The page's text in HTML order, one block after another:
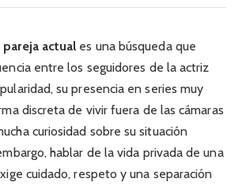
actual es una búsqueda que
entre los seguidores de la actriz
su presencia en series muy
discreta de vivir fuera de las cámaras
curiosidad sobre su situación
hablar de la vida privada de una
cuidado, respeto y una separación